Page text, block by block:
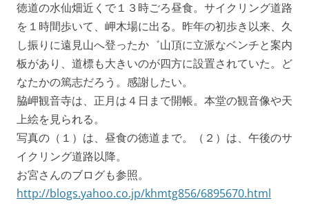
徳道の水仙畑近くで１３時ごろ昼食。サイクリング道路
を１時間歩いて、岬木場に出る。昨年の初歩き以来、久
し振りに遠見山へ登ったか゛山頂に立派なベンチと案内
板があり、道標も大きいのが四方に設置されていた。ど
なたかの篤志だろう。感謝したい。
脇岬観音寺は、正月は４日まで開帳。本堂の観音像や天
上絵を見られる。
写真の（１）は、昼食の徳道まで。（２）は、午後のサ
イクリング道路以降。
お宮さんのブログも参照。
http://blogs.yahoo.co.jp/khmtg856/6895670.html